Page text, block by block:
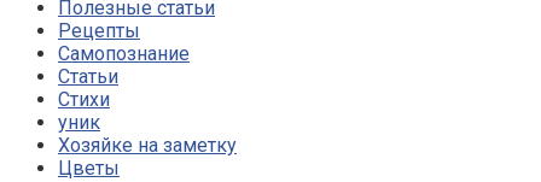
Полезные статьи
Рецепты
Самопознание
Статьи
Стихи
уник
Хозяйке на заметку
Цветы